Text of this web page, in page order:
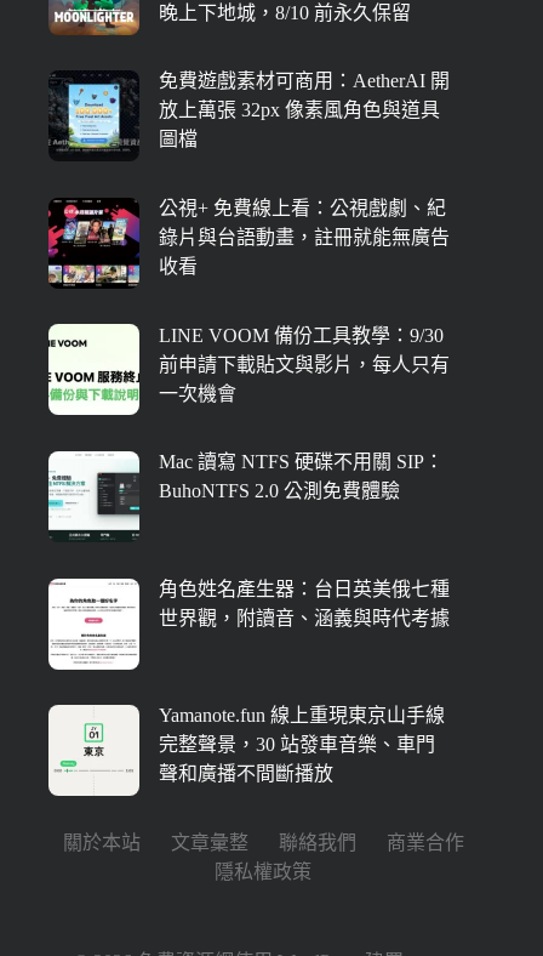
晚上下地城，8/10 前永久保留
免費遊戲素材可商用：AetherAI 開
放上萬張 32px 像素風角色與道具
圖檔
公視+ 免費線上看：公視戲劇、紀
錄片與台語動畫，註冊就能無廣告
收看
LINE VOOM 備份工具教學：9/30
前申請下載貼文與影片，每人只有
一次機會
Mac 讀寫 NTFS 硬碟不用關 SIP：
BuhoNTFS 2.0 公測免費體驗
角色姓名產生器：台日英美俄七種
世界觀，附讀音、涵義與時代考據
Yamanote.fun 線上重現東京山手線
完整聲景，30 站發車音樂、車門
聲和廣播不間斷播放
關於本站 文章彙整 聯絡我們
商業合作
隱私權政策